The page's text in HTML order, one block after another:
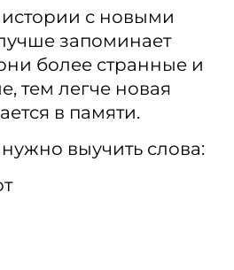
с новыми
запоминает
более странные и
тем легче новая
в памяти.
выучить слова: